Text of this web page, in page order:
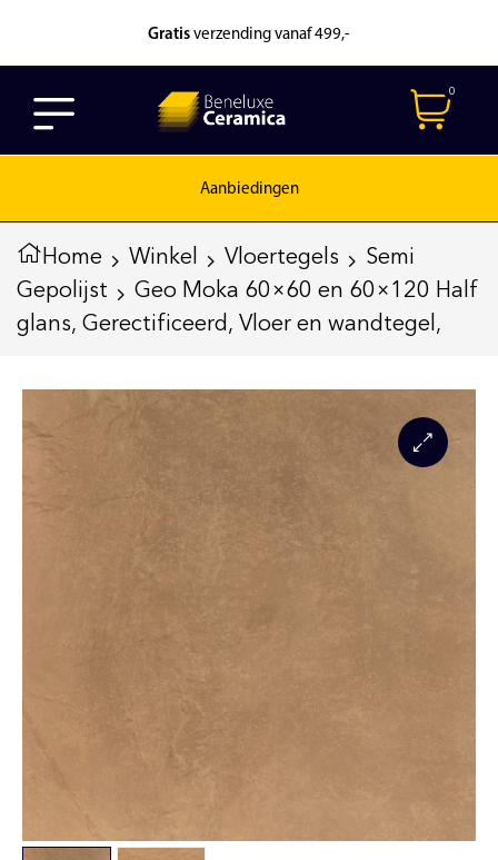
Gratis verzending vanaf 499,-
0
Aanbiedingen
Home Winkel Vloertegels
Semi
Gepolijst
Geo Moka 60×60 en 60×120 Half
glans, Gerectificeerd, Vloer en wandtegel,